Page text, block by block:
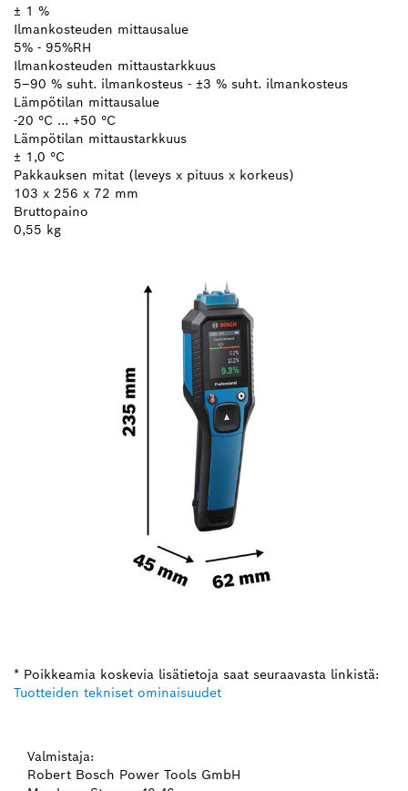
± 1 %
Ilmankosteuden mittausalue
5% - 95%RH
Ilmankosteuden mittaustarkkuus
5–90 % suht. ilmankosteus - ±3 % suht. ilmankosteus
Lämpötilan mittausalue
-20 °C ... +50 °C
Lämpötilan mittaustarkkuus
± 1,0 °C
Pakkauksen mitat (leveys x pituus x korkeus)
103 x 256 x 72 mm
Bruttopaino
0,55 kg
* Poikkeamia koskevia lisätietoja saat seuraavasta linkistä:
Tuotteiden tekniset ominaisuudet
Valmistaja:
Robert Bosch Power Tools GmbH